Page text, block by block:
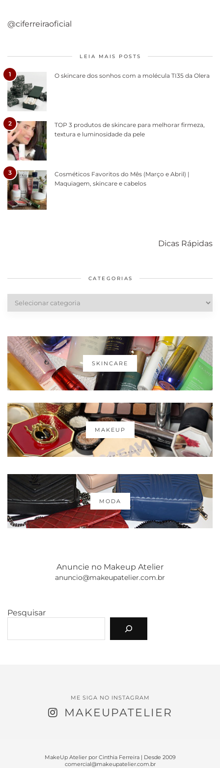
@ciferreiraoficial
LEIA MAIS POSTS
1 O skincare dos sonhos com a molécula TI35 da Olera
2
TOP 3 produtos de skincare para melhorar firmeza,
textura e luminosidade da pele
3
Cosméticos Favoritos do Mês (Março e Abril) |
Maquiagem, skincare e cabelos
Dicas Rápidas
diários
cabelos
CATEGORIAS
Categorias
SKINCARE
MAKEUP
MODA
Anuncie no Makeup Atelier
anuncio@makeupatelier.com.br
Pesquisar
ME SIGA NO INSTAGRAM
MAKEUPATELIER
MakeUp Atelier por Cinthia Ferreira | Desde 2009
comercial@makeupatelier.com.br